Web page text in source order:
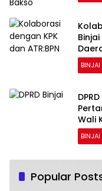
BINJAI
Wali
BINJAI
Popular